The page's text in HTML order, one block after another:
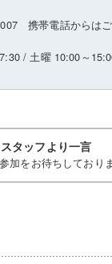
携帯電話からは
/ 土曜 10:00～
スタッフより一言
加をお待ちしており